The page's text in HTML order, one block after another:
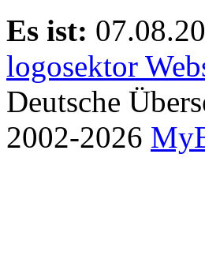
Es ist:
logosektor
Deutsche
2002-2026